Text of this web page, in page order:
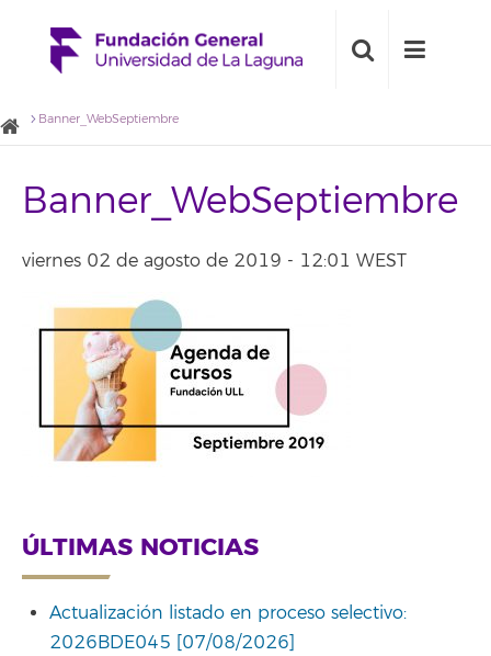
Banner_WebSeptiembre
Banner_WebSeptiembre
viernes 02 de agosto de 2019 - 12:01 WEST
ÚLTIMAS NOTICIAS
Actualización listado en proceso selectivo:
2026BDE045 [07/08/2026]